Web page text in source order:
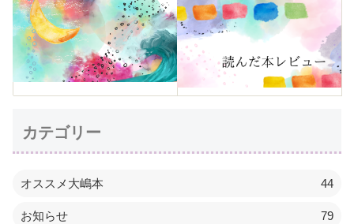
カテゴリー
オススメ大嶋本 44
お知らせ 79